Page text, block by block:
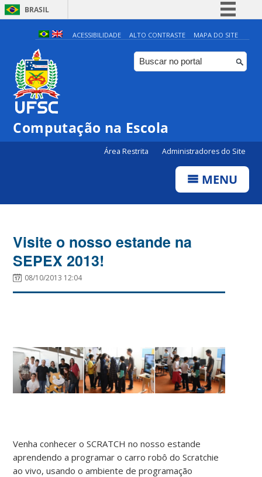
BRASIL
Simplifique!
Comunica BR
Participe
ACESSIBILIDADE ALTO CONTRASTE MAPA DO SITE
Computação na Escola
Área Restrita Administradores do Site
MENU
Visite o nosso estande na
SEPEX 2013!
08/10/2013 12:04
Venha conhecer o SCRATCH no nosso estande
aprendendo a programar o carro robô do Scratchie
ao vivo, usando o ambiente de programação